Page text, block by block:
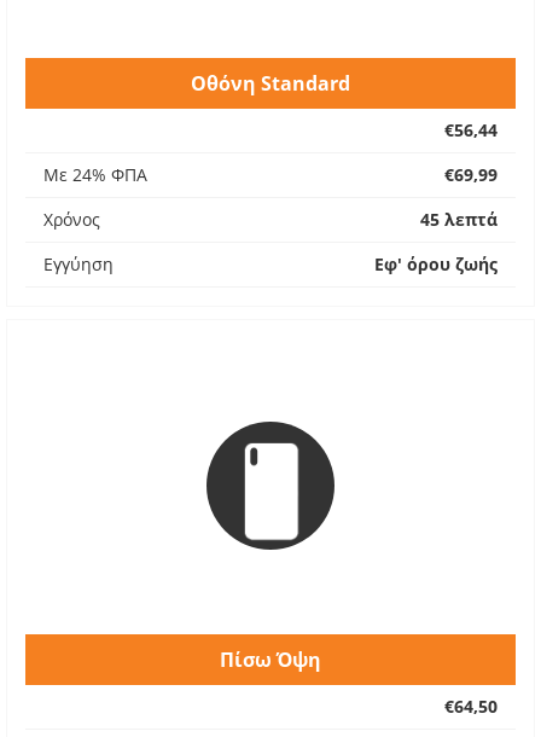
Οθόνη Standard
€56,44
Με 24% ΦΠΑ
€69,99
Χρόνος
45 λεπτά
Εγγύηση
Εφ' όρου ζωής
Πίσω Όψη
€64,50